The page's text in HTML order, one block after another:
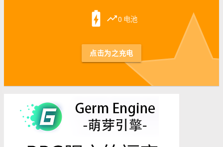
battery_charging_full trending_up0 电池
点击为之充电